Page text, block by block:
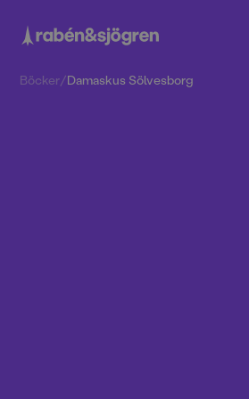
Böcker/Damaskus Sölvesborg